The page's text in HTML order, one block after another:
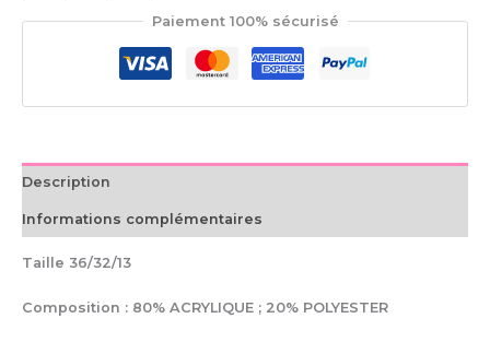
Paiement 100% sécurisé
Description
Informations complémentaires
Taille 36/32/13
Composition : 80% ACRYLIQUE ; 20% POLYESTER